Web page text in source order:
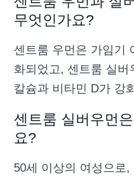
무엇인가요?
센트룸 우먼은 가임기
화되었고, 센트룸 실버
칼슘과 비타민 D가 강
센트룸 실버우먼
요?
50세 이상의 여성으로